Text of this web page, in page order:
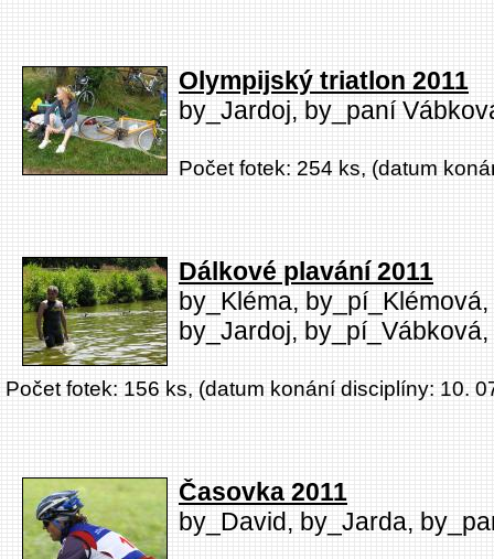
Olympijský triatlon 2011
by_Jardoj, by_paní
Počet fotek: 254 ks, (datum
Dálkové plavání 2011
by_Kléma,
by_Jardoj,
Počet fotek: 156 ks, (datum konání disciplíny: 10.
Časovka 2011
by_David, by_Jarda,